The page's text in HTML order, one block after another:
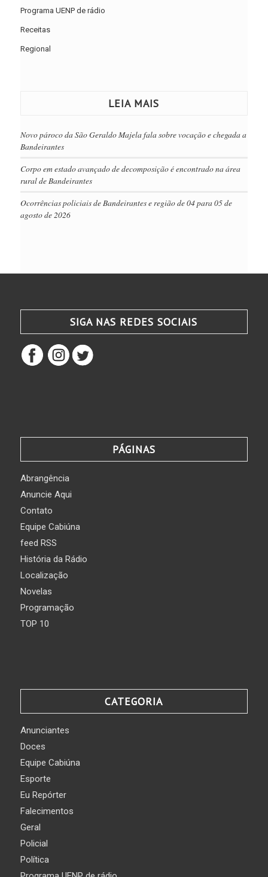
Programa UENP de rádio
Receitas
Regional
LEIA MAIS
Novo pároco da São Geraldo Majela fala sobre vocação e chegada a
Bandeirantes
Corpo em estado avançado de decomposição é encontrado na área
rural de Bandeirantes
Ocorrências policiais de Bandeirantes e região de 04 para 05 de
agosto de 2026
SIGA NAS REDES SOCIAIS
PÁGINAS
Abrangência
Anuncie Aqui
Contato
Equipe Cabiúna
feed RSS
História da Rádio
Localização
Novelas
Programação
TOP 10
CATEGORIA
Anunciantes
Doces
Equipe Cabiúna
Esporte
Eu Repórter
Falecimentos
Geral
Policial
Política